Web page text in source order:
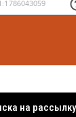
на рассылку